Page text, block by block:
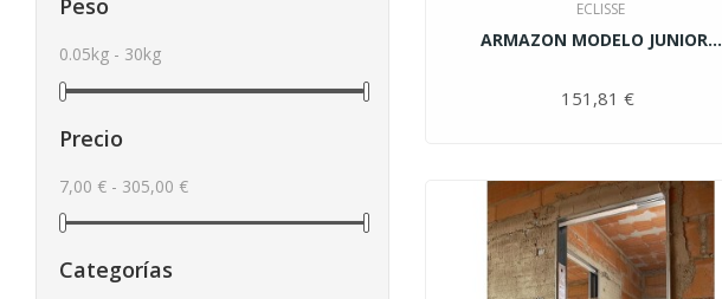
Peso
0.05kg - 30kg
Precio
7,00 € - 305,00 €
Categorías
ECLISSE
ARMAZON MODELO JUNIOR...
151,81 €